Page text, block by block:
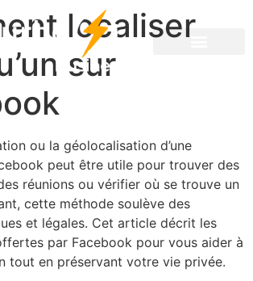
localiser
sur
ou la géolocalisation d’une
peut être utile pour trouver des
réunions ou vérifier où se trouve un
cette méthode soulève des
et légales. Cet article décrit les
par Facebook pour vous aider à
tout en préservant votre vie privée.